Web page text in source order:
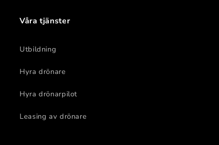
Våra tjänster
Utbildning
Hyra drönare
Hyra drönarpilot
Leasing av drönare